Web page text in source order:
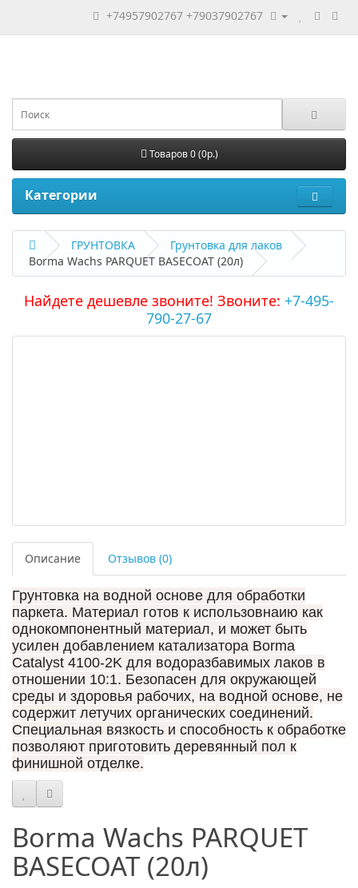
+74957902767 +79037902767
Товаров 0 (0р.)
Категории
ГРУНТОВКА
Грунтовка для лаков
Borma Wachs PARQUET BASECOAT (20л)
Найдете дешевле звоните! Звоните: +7-495-
790-27-67
Описание Отзывов (0)
Грунтовка на водной основе для обработки
паркета. Материал готов к использовнаию как
однокомпонентный материал, и может быть
усилен добавлением катализатора Borma
Catalyst 4100-2K для водоразбавимых лаков в
отношении 10:1. Безопасен для окружающей
среды и здоровья рабочих, на водной основе, не
содержит летучих органических соединений.
Специальная вязкость и способность к обработке
позволяют приготовить деревянный пол к
финишной отделке.
Borma Wachs PARQUET
BASECOAT (20л)